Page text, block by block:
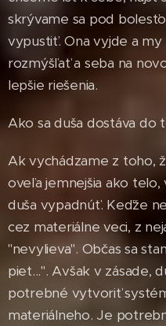
skrývame sa pod
vypustiť. Ona vyjde a
rozmýšľať a seba na
lepšie riešenia.
Ako sa duša dostáva do
Ak vychádzame z toho,
oveľa jemnejšia ako
duša vypadnúť. Keďže
cez materiálne veci, z
"nevylieva". Občas sa
piet...". Avšak v zásade,
potrebné vytvoriť
materiálneho. Je